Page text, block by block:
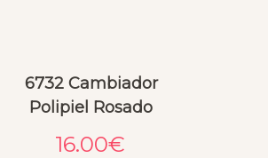
6732 Cambiador
Polipiel Rosado
16.00€